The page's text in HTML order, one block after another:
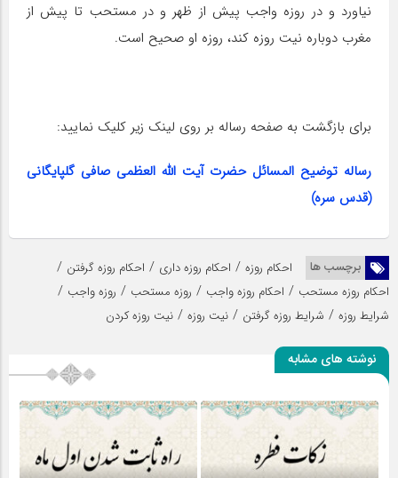
نیاورد و در روزه واجب پیش از ظهر و در مستحب تا پیش از
مغرب دوباره نیت روزه کند، روزه او صحیح است.
برای بازگشت به صفحه رساله بر روی لینک زیر کلیک نمایید:
رساله توضیح المسائل حضرت آیت الله العظمی صافی گلپایگانی
(قدس سره)
برچسب ها احکام روزه / احکام روزه داری / احکام روزه گرفتن /
احکام روزه مستحب / احکام روزه واجب / روزه مستحب / روزه واجب /
شرایط روزه / شرایط روزه گرفتن / نیت روزه / نیت روزه کردن
نوشته های مشابه